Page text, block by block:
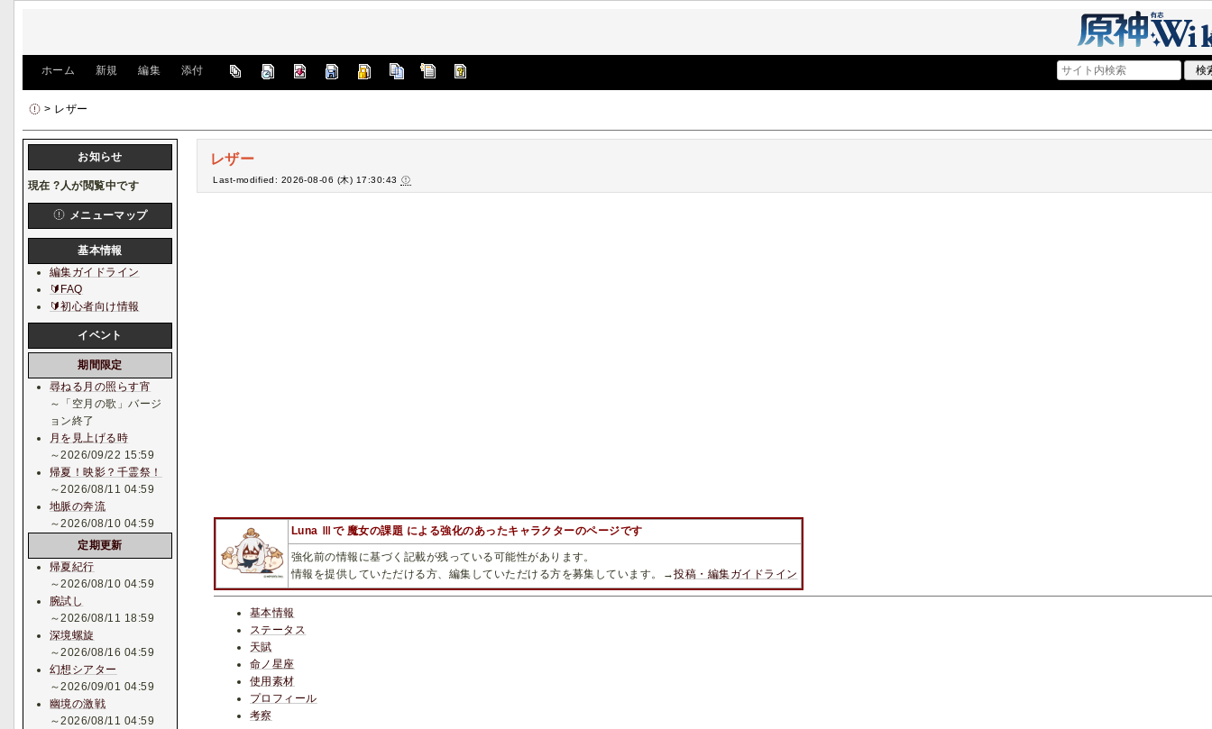
ホーム 新規 編集 添付
> レザー
レザー
Last-modified: 2026-08-06 (木) 17:30:43
Luna Ⅲで 魔女の課題 による強化のあったキャラクターのページです
強化前の情報に基づく記載が残っている可能性があります。
情報を提供していただける方、編集していただける方を募集しています。→投稿・編集ガイドライン
基本情報
ステータス
天賦
命ノ星座
使用素材
プロフィール
考察
お知らせ
現在?人が閲覧中です
メニューマップ
基本情報
編集ガイドライン
🔰FAQ
🔰初心者向け情報
イベント
期間限定
尋ねる月の照らす宵
～「空月の歌」バージ
ョン終了
月を見上げる時
～2026/09/22 15:59
帰夏！映影？千霊祭！
～2026/08/11 04:59
地脈の奔流
～2026/08/10 04:59
定期更新
帰夏紀行
～2026/08/10 04:59
腕試し
～2026/08/11 18:59
深境螺旋
～2026/08/16 04:59
幻想シアター
～2026/09/01 04:59
幽境の激戦
～2026/08/11 04:59